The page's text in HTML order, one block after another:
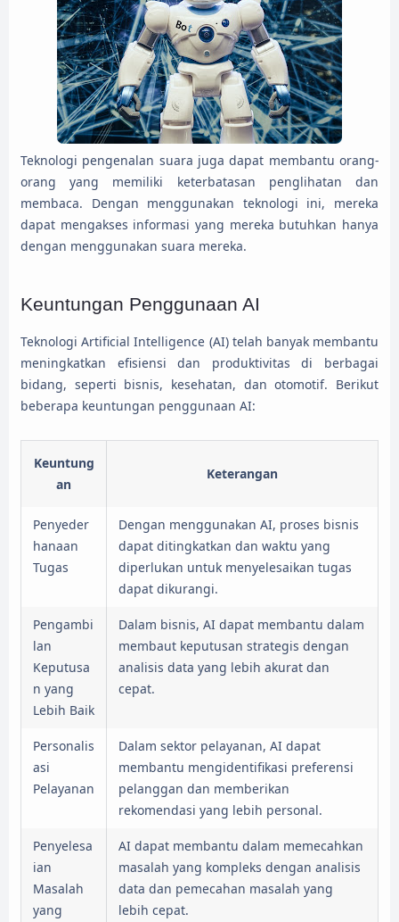
Teknologi pengenalan suara juga dapat membantu orang-
orang yang memiliki keterbatasan penglihatan dan
membaca. Dengan menggunakan teknologi ini, mereka
dapat mengakses informasi yang mereka butuhkan hanya
dengan menggunakan suara mereka.
Keuntungan Penggunaan AI
Teknologi Artificial Intelligence (AI) telah banyak membantu
meningkatkan efisiensi dan produktivitas di berbagai
bidang, seperti bisnis, kesehatan, dan otomotif. Berikut
beberapa keuntungan penggunaan AI:
Keuntung
an
Keterangan
Penyeder
hanaan
Tugas
Dengan menggunakan AI, proses bisnis
dapat ditingkatkan dan waktu yang
diperlukan untuk menyelesaikan tugas
dapat dikurangi.
Pengambi
lan
Keputusa
n yang
Lebih Baik
Dalam bisnis, AI dapat membantu dalam
membaut keputusan strategis dengan
analisis data yang lebih akurat dan
cepat.
Personalis
asi
Pelayanan
Dalam sektor pelayanan, AI dapat
membantu mengidentifikasi preferensi
pelanggan dan memberikan
rekomendasi yang lebih personal.
Penyelesa
ian
Masalah
yang
AI dapat membantu dalam memecahkan
masalah yang kompleks dengan analisis
data dan pemecahan masalah yang
lebih cepat.